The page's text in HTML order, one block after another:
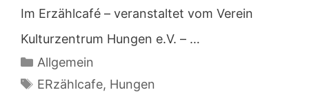
Im Erzählcafé – veranstaltet vom Verein
Kulturzentrum Hungen e.V. – …
Kategorien
Allgemein
Schlagwörter
ERzählcafe, Hungen